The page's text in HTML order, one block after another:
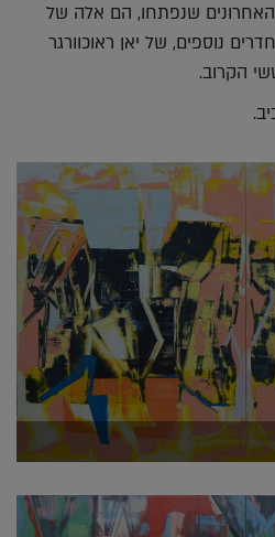
האחרונים שנפתחו, הם אלה של
נוספים, של יאן ראוכוורגר
הקרוב.